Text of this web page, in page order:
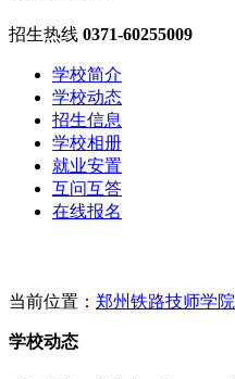
招生热线 0371-60255009
学校简介
学校动态
招生信息
学校相册
就业安置
互问互答
在线报名
当前位置： 郑州铁路技师学院
学校动态